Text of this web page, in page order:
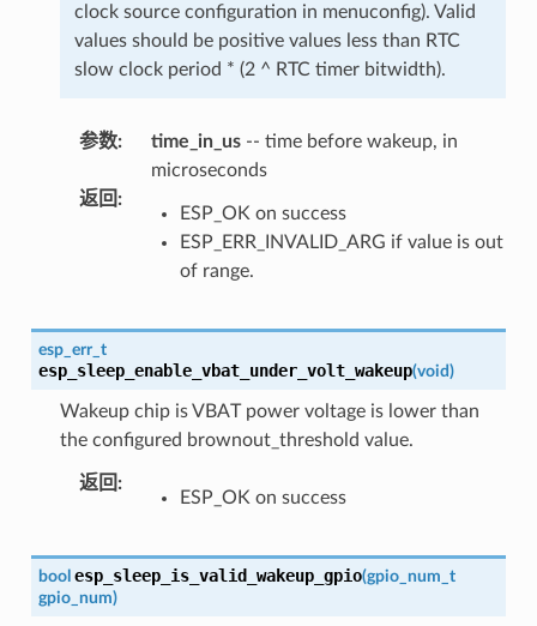
clock source configuration in menuconfig). Valid
values should be positive values less than RTC
slow clock period * (2 ^ RTC timer bitwidth).
参数: time_in_us-- time before wakeup, in
microseconds
返回 :
ESP_OK on success
ESP_ERR_INVALID_ARG if value is out
of range.
esp_err_t
esp_sleep_enable_vbat_under_volt_wakeup(void)
Wakeup chip is VBAT power voltage is lower than
the configured brownout_threshold value.
返回 :
ESP_OK on success
bool esp_sleep_is_valid_wakeup_gpio(gpio_num_t
gpio_num)